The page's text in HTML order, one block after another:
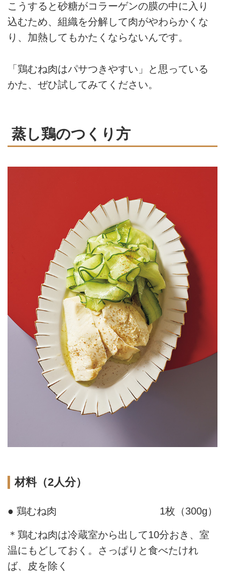
こうすると砂糖がコラーゲンの膜の中に入り
込むため、組織を分解して肉がやわらかくな
り、加熱してもかたくならないんです。
「鶏むね肉はパサつきやすい」と思っている
かた、ぜひ試してみてください。
蒸し鶏のつくり方
材料（2人分）
● 鶏むね肉 1枚（300g）
＊鶏むね肉は冷蔵室から出して10分おき、室
温にもどしておく。さっぱりと食べたけれ
ば、皮を除く